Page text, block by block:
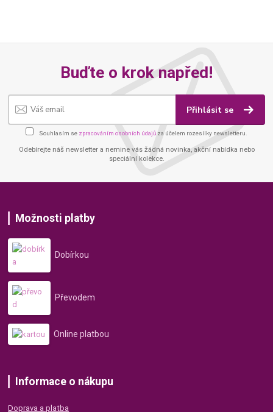
Buďte o krok napřed!
Přihlásit se
Souhlasím se zpracováním osobních údajů za účelem rozesílky newsletteru.
Odebírejte náš newsletter a nemine vás žádná novinka, akční nabídka nebo
speciální kolekce.
Možnosti platby
Dobírkou
Převodem
Online platbou
Informace o nákupu
Doprava a platba